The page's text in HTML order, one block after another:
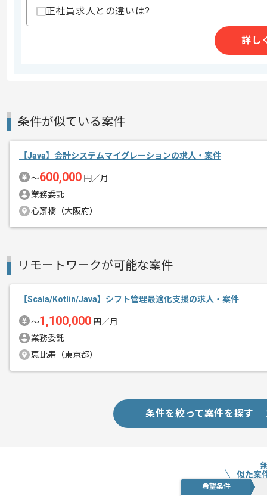
その他募集要項
商談回数
2022/06/01
メント
正社員求人との違いは?
詳し
条件が似ている案件
【Java】会計システムマイグレーションの求人・案件
〜600,000 円／月
業務委託
心斎橋（大阪府）
リモートワークが可能な案件
【Scala/Kotlin/Java】シフト管理最適化支援の求人・案件
〜1,100,000 円／月
業務委託
恵比寿（東京都）
条件を絞って案件を探す
似た案
希望条件